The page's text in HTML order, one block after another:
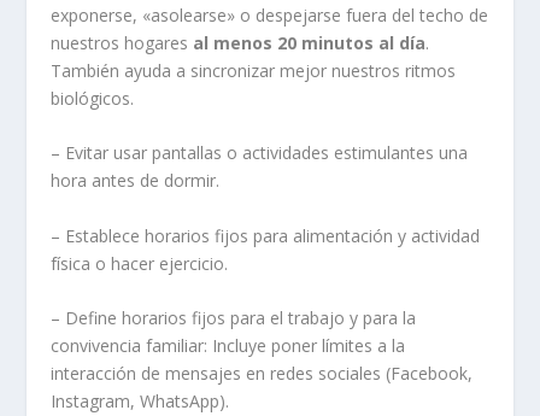
exponerse, «asolearse» o despejarse fuera del techo de
nuestros hogares al menos 20 minutos al día.
También ayuda a sincronizar mejor nuestros ritmos
biológicos.
– Evitar usar pantallas o actividades estimulantes una
hora antes de dormir.
– Establece horarios fijos para alimentación y actividad
física o hacer ejercicio.
– Define horarios fijos para el trabajo y para la
convivencia familiar: Incluye poner límites a la
interacción de mensajes en redes sociales (Facebook,
Instagram, WhatsApp).